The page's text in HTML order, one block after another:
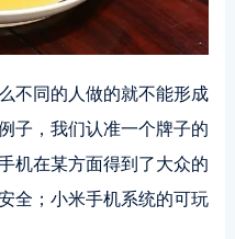
不同的人做的就不能形成
子，我们认准一个牌子的
机在某方面得到了大众的
全；小米手机系统的可玩